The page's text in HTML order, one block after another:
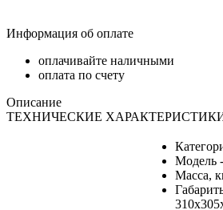
Информация об оплате
оплачивайте наличными
оплата по счету
Описание
ТЕХНИЧЕСКИЕ
Модель
Масса,